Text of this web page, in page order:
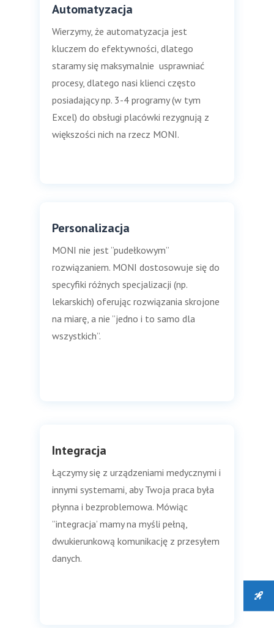
Automatyzacja
Wierzymy, że automatyzacja jest
kluczem do efektywności, dlatego
staramy się maksymalnie usprawniać
procesy, dlatego nasi klienci często
posiadający np. 3-4 programy (w tym
Excel) do obsługi placówki rezygnują z
większości nich na rzecz MONI.
Personalizacja
MONI nie jest ”pudełkowym”
rozwiązaniem. MONI dostosowuje się do
specyfiki różnych specjalizacji (np.
lekarskich) oferując rozwiązania skrojone
na miarę, a nie ”jedno i to samo dla
wszystkich”.
Integracja
Łączymy się z urządzeniami medycznymi i
innymi systemami, aby Twoja praca była
płynna i bezproblemowa. Mówiąc
”integracja’ mamy na myśli pełną,
dwukierunkową komunikację z przesyłem
danych.